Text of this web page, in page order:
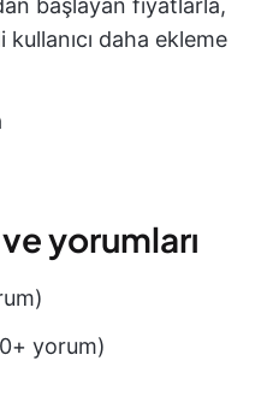
başlayan fiyatlarla,
kullanıcı daha ekleme
yorumları
yorum)